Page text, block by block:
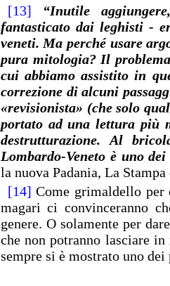
[13]
“Inutile
fantasticato dai leghisti -
veneti. Ma perché usare
pura mitologia? Il
cui abbiamo assistito in
correzione di alcuni
«revisionista» (che solo
portato ad una lettura più
destrutturazione. Al
Lombardo-Veneto è uno
la nuova Padania, La
[14] Come grimaldello
magari ci convinceranno
genere. O solamente per
che non potranno lasciare
sempre si è mostrato uno